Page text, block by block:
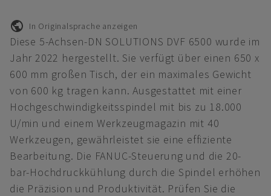
In Originalsprache anzeigen
Diese 5-Achsen-DN SOLUTIONS DVF 6500 wurde im
Jahr 2022 hergestellt. Sie verfügt über einen 650 x
600 mm großen Tisch, der ein maximales Gewicht
von 600 kg tragen kann. Ausgestattet mit einer
Hochgeschwindigkeitsspindel mit bis zu 18.000
U/min und einem Werkzeugmagazin mit 40
Werkzeugen, gewährleistet sie eine effiziente
Bearbeitung. Die FANUC-Steuerung und die 20-
bar-Hochdruckkühlung durch die Spindel erhöhen
die Präzision und Produktivität. Prüfen Sie die